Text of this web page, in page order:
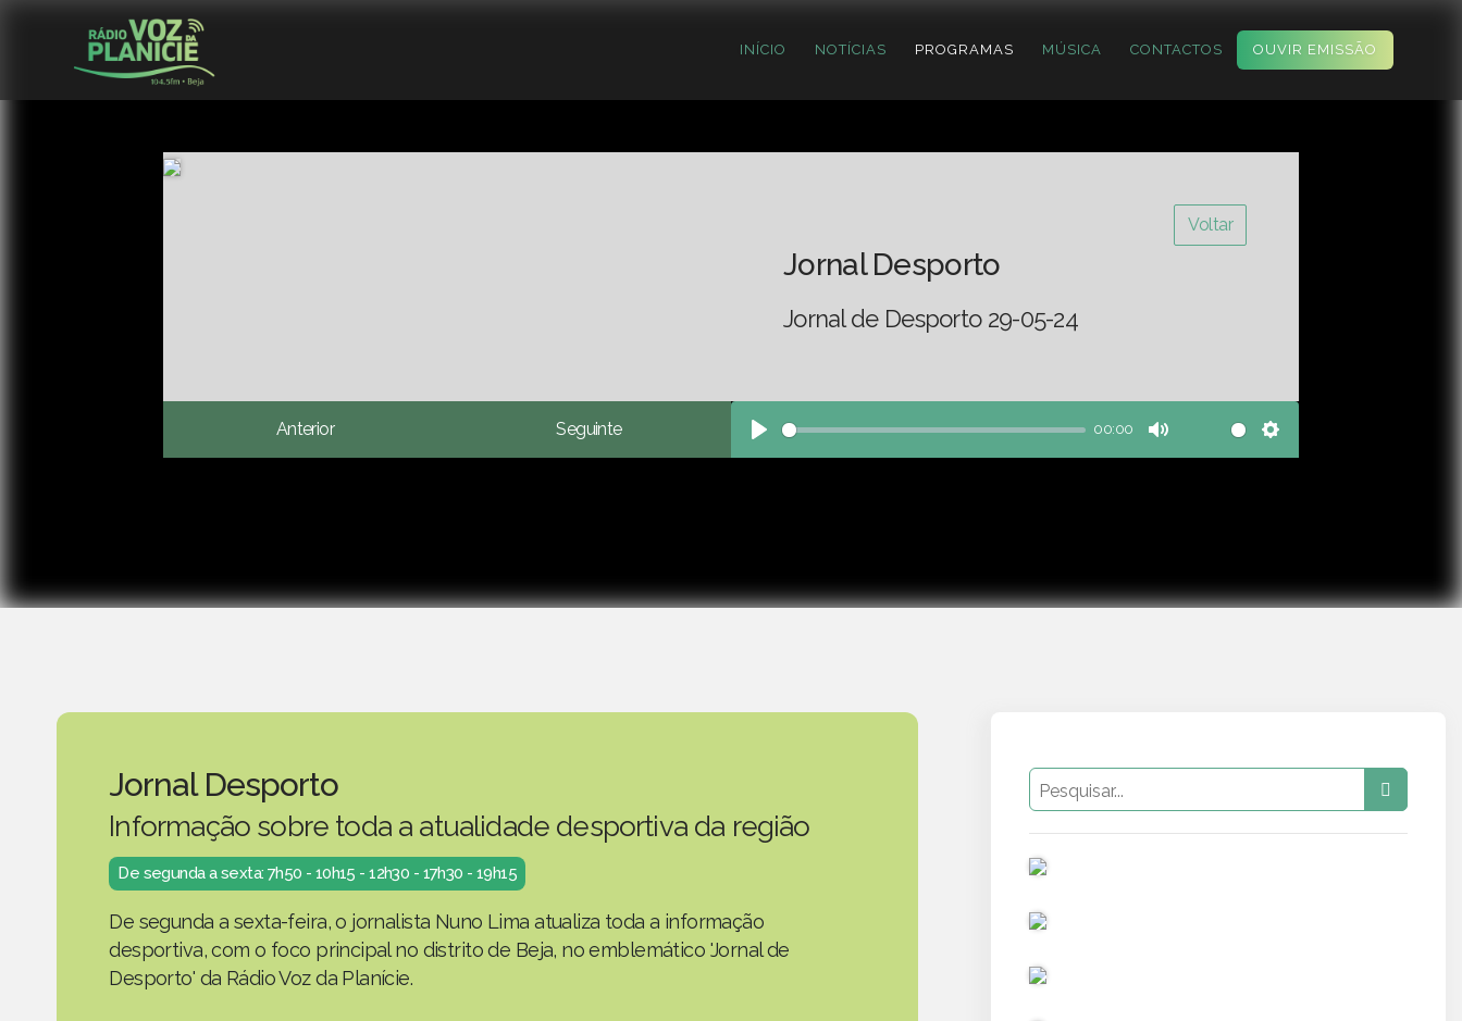
INÍCIO NOTÍCIAS PROGRAMAS MÚSICA CONTACTOS OUVIR EMISSÃO
Voltar
Jornal Desporto
Jornal de Desporto 29-05-24
Anterior Seguinte
Play
00:00
Mute Settings
Jornal Desporto
Informação sobre toda a atualidade desportiva da região
De segunda a sexta: 7h50 - 10h15 - 12h30 - 17h30 - 19h15
De segunda a sexta-feira, o jornalista Nuno Lima atualiza toda a informação
desportiva, com o foco principal no distrito de Beja, no emblemático 'Jornal de
Desporto' da Rádio Voz da Planície.